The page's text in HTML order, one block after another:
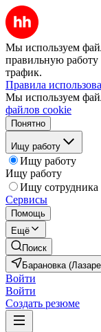
Мы используем
правильную работу
трафик.
Правила
Мы используем
файлов cookie
Понятно
Ищу работу
Ищу работу
Ищу работу
Ищу сотрудника
Сервисы
Помощь
Ещё
Поиск
Барановка
Войти
Войти
Создать резюме